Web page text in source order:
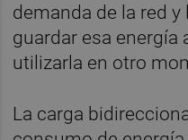
demanda de la red
guardar esa energía
utilizarla en otro
La carga